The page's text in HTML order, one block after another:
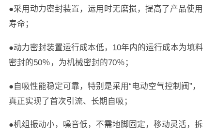
●采用动力密封装置，运用时无磨损，提高了产品使用
寿命；
●动力密封装置运行成本低，10年内的运行成本为填料
密封的50％，为机械密封的70％；
●自吸性能稳定可靠，特别是采用“电动空气控制阀”，
真正实现了首次引流、长期自吸；
●机组振动小，噪音低，不需地脚固定，移动灵活，拆